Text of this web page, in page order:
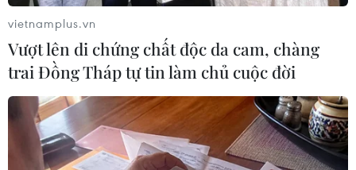
thông tin báo điện tử Thanh niên phản ánh liên
quan đến đề xuất làm đảo nhân tạo chống sạt lở
bờ biển Hội An.
[Xuất hiện đảo cát mới nổi rộng hơn 15ha
trên vùng biển Hội An]
Trước đó, báo điện tử Thanh niên ngày 11/4 có
vietnamplus.vn
Vượt lên di chứng chất độc da cam, chàng
trai Đồng Tháp tự tin làm chủ cuộc đời